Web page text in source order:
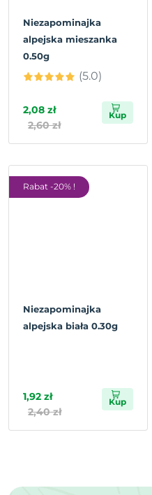
Niezapominajka
alpejska mieszanka
0.50g
(5.0)
2,08 zł
2,60 zł
Kup
Rabat -20% !
Niezapominajka
alpejska biała 0.30g
1,92 zł
2,40 zł
Kup